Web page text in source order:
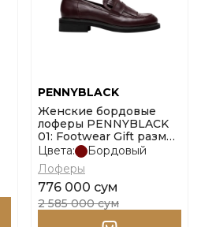
PENNYBLACK
Женские бордовые
лоферы PENNYBLACK
01: Footwear Gift размер
36
Цвета:
Бордовый
Лоферы
776 000 сум
2 585 000 сум